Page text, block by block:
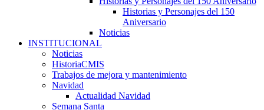
Historias y Personajes del 150
Aniversario
Noticias
INSTITUCIONAL
Noticias
HistoriaCMIS
Trabajos de mejora y mantenimiento
Navidad
Actualidad Navidad
Semana Santa